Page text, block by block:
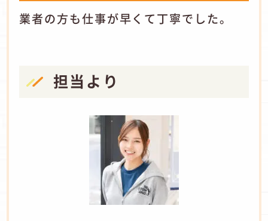
業者の方も仕事が早くて丁寧でした。
担当より